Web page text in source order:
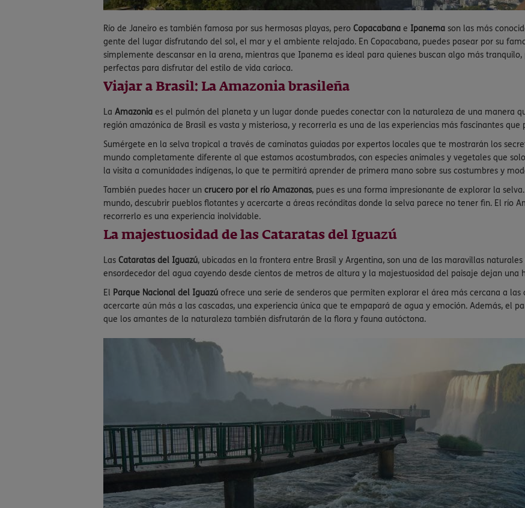
Río de Janeiro es también famosa por sus hermosas playas, pero Copacabana e Ipanema son las más
gente del lugar disfrutando del sol, el mar y el ambiente relajado. En Copacabana, puedes pasear por su
simplemente descansar en la arena, mientras que Ipanema es ideal para quienes buscan algo más
perfectas para disfrutar del estilo de vida carioca.
Viajar a Brasil: La Amazonia brasileña
La Amazonia es el pulmón del planeta y un lugar donde puedes conectar con la naturaleza de una manera
región amazónica de Brasil es vasta y misteriosa, y recorrerla es una de las experiencias más fascinantes que
Sumérgete en la selva tropical a través de caminatas guiadas por expertos locales que te mostrarán los
mundo completamente diferente al que estamos acostumbrados, con especies animales y vegetales que
la visita a comunidades indígenas, lo que te permitirá aprender de primera mano sobre sus costumbres y
También puedes hacer un crucero por el río Amazonas, pues es una forma impresionante de explorar la
mundo, descubrir pueblos flotantes y acercarte a áreas recónditas donde la selva parece no tener fin. El río
recorrerlo es una experiencia inolvidable.
La majestuosidad de las Cataratas del Iguazú
Las Cataratas del Iguazú, ubicadas en la frontera entre Brasil y Argentina, son una de las maravillas
ensordecedor del agua cayendo desde cientos de metros de altura y la majestuosidad del paisaje dejan
El Parque Nacional del Iguazú ofrece una serie de senderos que permiten explorar el área más cercana a
acercarte aún más a las cascadas, una experiencia única que te empapará de agua y emoción. Además, el
que los amantes de la naturaleza también disfrutarán de la flora y fauna autóctona.